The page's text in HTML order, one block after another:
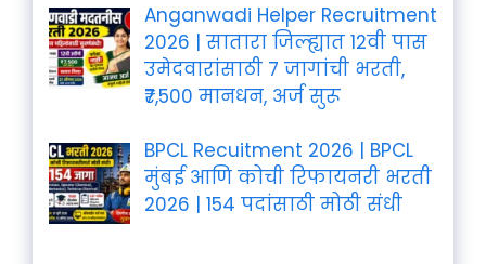
Anganwadi Helper Recruitment
2026 | सातारा जिल्ह्यात 12वी पास
उमेदवारांसाठी 7 जागांची भरती,
₹7,500 मानधन, अर्ज सुरू
BPCL Recuitment 2026 | BPCL
मुंबई आणि कोची रिफायनरी भरती
2026 | 154 पदांसाठी मोठी संधी